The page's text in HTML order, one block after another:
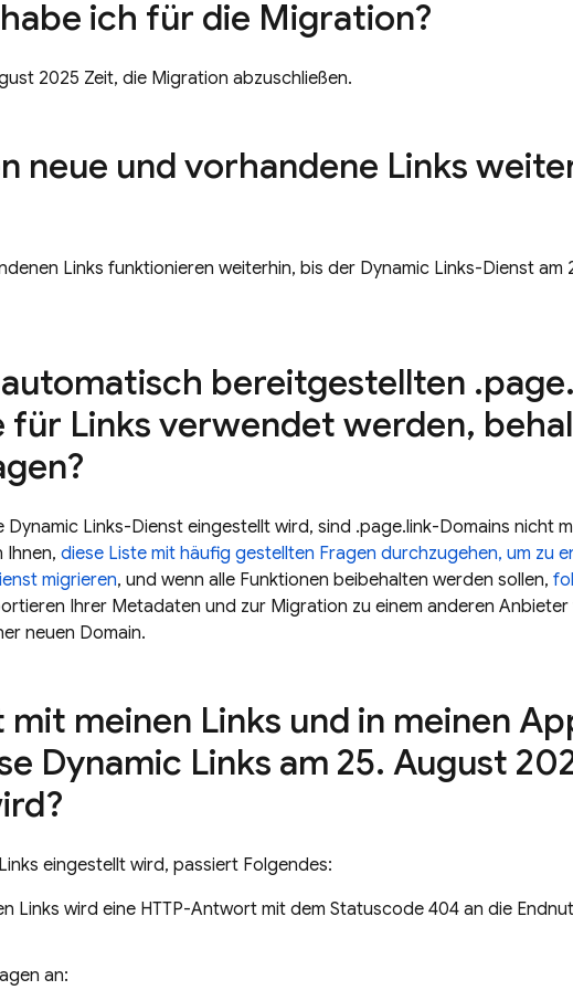
ich für die Migration?
2025 Zeit, die Migration abzuschließen.
neue und vorhandene Links
Links funktionieren weiterhin, bis der Dynamic Links-Dienst am
bereitgestellten .page.
für Links verwendet werden,
Dynamic Links-Dienst eingestellt wird, sind .page.link-Domains nicht
Ihnen, diese Liste mit häufig gestellten Fragen durchzugehen, um zu
migrieren, und wenn alle Funktionen beibehalten werden sollen,
Ihrer Metadaten und zur Migration zu einem anderen Anbieter
neuen Domain.
mit meinen Links und in meinen
Dynamic Links am 25. August
eingestellt wird, passiert Folgendes:
Links wird eine HTTP-Antwort mit dem Statuscode 404 an die
an: